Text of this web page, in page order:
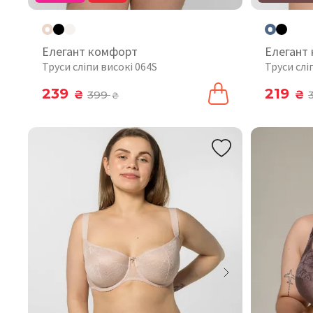
Елегант комфорт
Труси сліпи високі 064S
239 ₴ 399₴
Труси
219 ₴